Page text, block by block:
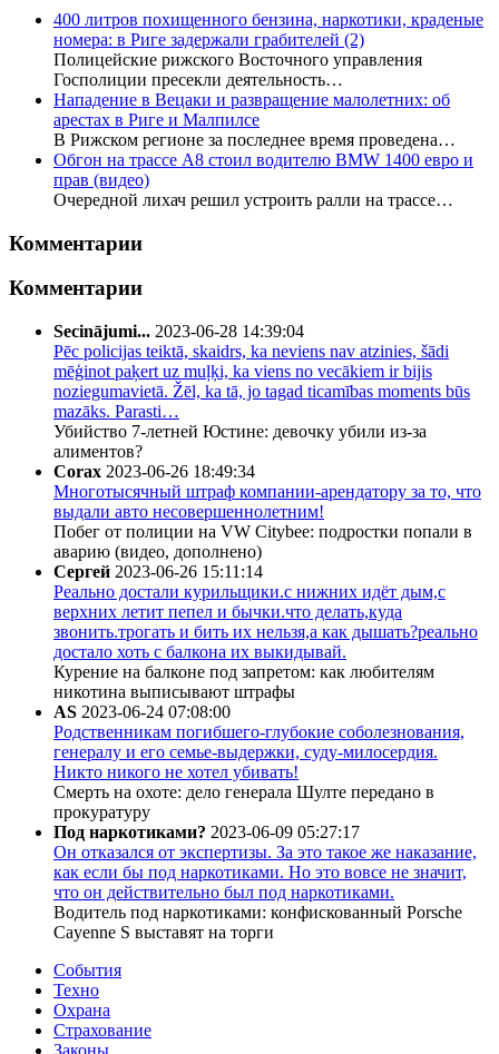
400 литров похищенного бензина, наркотики, краденые
номера: в Риге задержали грабителей (2)
Полицейские рижского Восточного управления
Госполиции пресекли деятельность…
Нападение в Вецаки и развращение малолетних: об
арестах в Риге и Малпилсе
В Рижском регионе за последнее время проведена…
Обгон на трассе А8 стоил водителю BMW 1400 евро и
прав (видео)
Очередной лихач решил устроить ралли на трассе…
Комментарии
Комментарии
Secinājumi... 2023-06-28 14:39:04
Pēc policijas teiktā, skaidrs, ka neviens nav atzinies, šādi
mēģinot paķert uz muļķi, ka viens no vecākiem ir bijis
noziegumavietā. Žēl, ka tā, jo tagad ticamības moments būs
mazāks. Parasti…
Убийство 7-летней Юстине: девочку убили из-за
алиментов?
Corax 2023-06-26 18:49:34
Многотысячный штраф компании-арендатору за то, что
выдали авто несовершеннолетним!
Побег от полиции на VW Citybee: подростки попали в
аварию (видео, дополнено)
Сергей 2023-06-26 15:11:14
Реально достали курильщики.с нижних идёт дым,с
верхних летит пепел и бычки.что делать,куда
звонить.трогать и бить их нельзя,а как дышать?реально
достало хоть с балкона их выкидывай.
Курение на балконе под запретом: как любителям
никотина выписывают штрафы
AS 2023-06-24 07:08:00
Родственникам погибшего-глубокие соболезнования,
генералу и его семье-выдержки, суду-милосердия.
Никто никого не хотел убивать!
Смерть на охоте: дело генерала Шулте передано в
прокуратуру
Под наркотиками? 2023-06-09 05:27:17
Он отказался от экспертизы. За это такое же наказание,
как если бы под наркотиками. Но это вовсе не значит,
что он действительно был под наркотиками.
Водитель под наркотиками: конфискованный Porsche
Cayenne S выставят на торги
События
Техно
Охрана
Страхование
Законы